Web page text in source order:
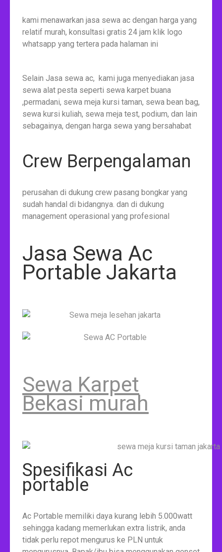
kami menawarkan jasa sewa ac dengan harga yang
relatif murah, konsultasi gratis 24 jam klik logo
whatsapp yang tertera pada halaman ini
Selain Jasa sewa ac, kami juga menyediakan jasa
sewa alat pesta seperti sewa karpet buana
,permadani, sewa meja kursi taman, sewa bean bag,
sewa kursi kuliah, sewa meja test, podium, dan lain
sebagainya, dengan harga sewa yang bersahabat
Crew Berpengalaman
perusahan di dukung crew pasang bongkar yang
sudah handal di bidangnya. dan di dukung
management operasional yang profesional
Jasa Sewa Ac
Portable Jakarta
Sewa Karpet
Bekasi murah
Spesifikasi Ac
portable
Ac Portable memiliki daya kurang lebih 5.000watt
sehingga kadang memerlukan extra listrik, anda
tidak perlu repot mengurus ke PLN untuk